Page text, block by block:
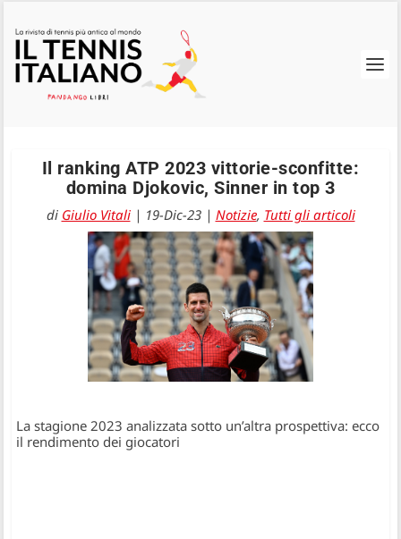
Il ranking ATP 2023 vittorie-sconfitte:
domina Djokovic, Sinner in top 3
di Giulio Vitali| 19-Dic-23| Notizie, Tutti gli articoli
La stagione 2023 analizzata sotto un’altra prospettiva: ecco
il rendimento dei giocatori